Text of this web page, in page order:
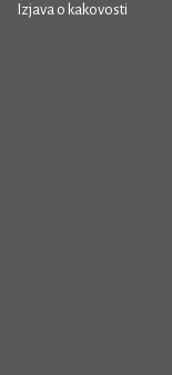
Izjava o kakovosti